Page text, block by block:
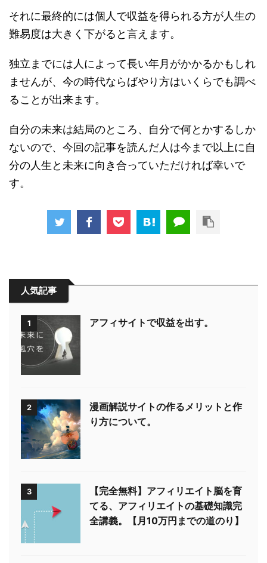
それに最終的には個人で収益を得られる方が人生の
難易度は大きく下がると言えます。
独立までには人によって長い年月がかかるかもしれ
ませんが、今の時代ならばやり方はいくらでも調べ
ることが出来ます。
自分の未来は結局のところ、自分で何とかするしか
ないので、今回の記事を読んだ人は今まで以上に自
分の人生と未来に向き合っていただければ幸いで
す。
人気記事
1 アフィサイトで収益を出す。
2
漫画解説サイトの作るメリットと作
り方について。
3
【完全無料】アフィリエイト脳を育
てる、アフィリエイトの基礎知識完
全講義。【月10万円までの道のり】